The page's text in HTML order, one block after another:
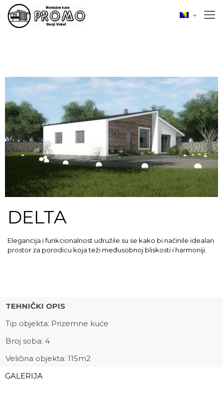
DELTA
Elegancija i funkcionalnost udružile su se kako bi načinile idealan
prostor za porodicu koja teži međusobnoj bliskosti i harmoniji.
TEHNIČKI OPIS
Tip objekta: Prizemne kuće
Broj soba: 4
Veličina objekta: 115m2
GALERIJA